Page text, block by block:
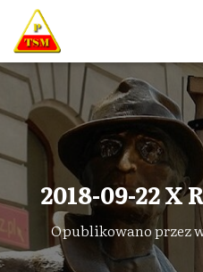
2018-09-22 X
Opublikowano przez